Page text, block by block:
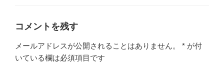
コメントを残す
メールアドレスが公開されることはありません。 * が付
いている欄は必須項目です